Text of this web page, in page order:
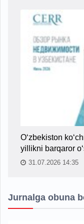
O‘zbekiston
yillikni barqaror
31.07.2026 14:35
Jurnalga obuna